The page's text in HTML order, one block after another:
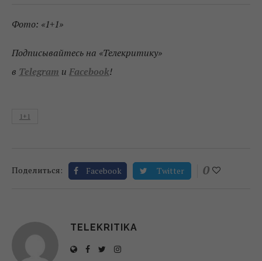
Фото: «1+1»
Подписывайтесь на «Телекритику»
в Telegram и Facebook!
1+1
Поделиться: Facebook Twitter 0
TELEKRITIKA